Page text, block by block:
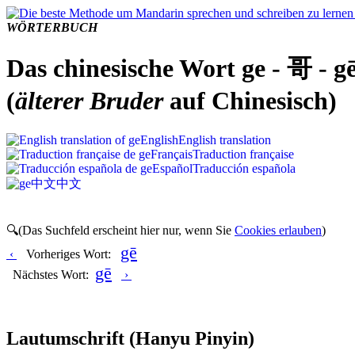
WÖRTERBUCH
Das chinesische Wort ge - 哥 -
(älterer Bruderauf Chinesisch)
EnglishEnglish translation
FrançaisTraduction française
EspañolTraducción española
中文中文
🔍(Das Suchfeld erscheint hier nur, wenn Sie Cookies erlauben)
‹
Vorheriges Wort: gē
Nächstes Wort: gē ›
Lautumschrift (Hanyu Pinyin)